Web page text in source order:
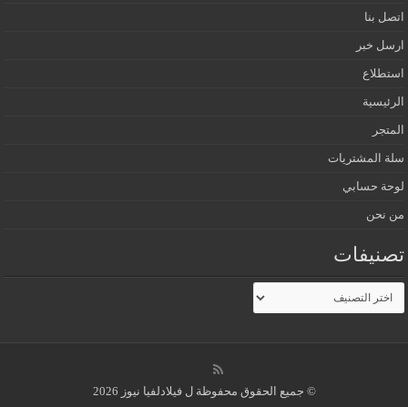
اتصل بنا
ارسل خبر
استطلاع
الرئيسية
المتجر
سلة المشتريات
لوحة حسابي
من نحن
تصنيفات
تصنيفات
© جميع الحقوق محفوظة ل فيلادلفيا نيوز 2026